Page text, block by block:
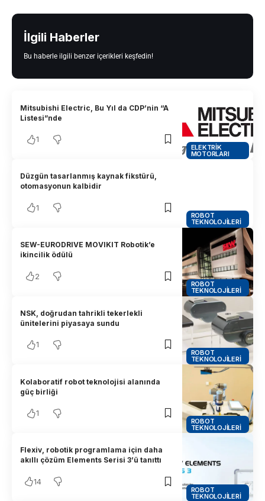
İlgili Haberler
Bu haberle ilgili benzer içerikleri keşfedin!
ELEKTRIK
MOTORLARI
Mitsubishi Electric, Bu Yıl da CDP’nin “A
Listesi”nde
1
ROBOT
TEKNOLOJILERI
Düzgün tasarlanmış kaynak fikstürü,
otomasyonun kalbidir
1
ROBOT
TEKNOLOJILERI
SEW-EURODRIVE MOVIKIT Robotik’e
ikincilik ödülü
2
ROBOT
TEKNOLOJILERI
NSK, doğrudan tahrikli tekerlekli
ünitelerini piyasaya sundu
1
ROBOT
TEKNOLOJILERI
Kolaboratif robot teknolojisi alanında
güç birliği
1
ROBOT
TEKNOLOJILERI
Flexiv, robotik programlama için daha
akıllı çözüm Elements Serisi 3’ü tanıttı
14